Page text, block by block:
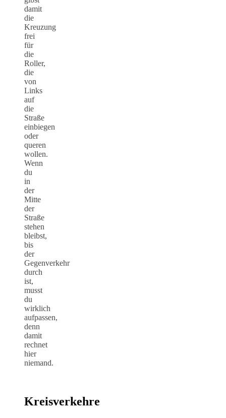
damit
die
Kreuzung
frei
für
die
Roller,
die
von
Links
auf
die
Straße
einbiegen
oder
queren
wollen.
Wenn
du
in
der
Mitte
der
Straße
stehen
bleibst,
bis
der
Gegenverkehr
durch
ist,
musst
du
wirklich
aufpassen,
denn
damit
rechnet
hier
niemand.
Kreisverkehre